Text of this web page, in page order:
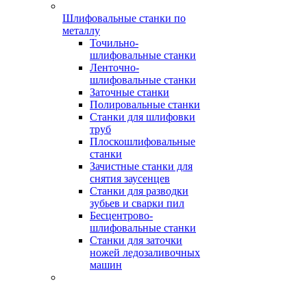
Шлифовальные станки по
металлу
Точильно-
шлифовальные станки
Ленточно-
шлифовальные станки
Заточные станки
Полировальные станки
Станки для шлифовки
труб
Плоскошлифовальные
станки
Зачистные станки для
снятия заусенцев
Станки для разводки
зубьев и сварки пил
Бесцентрово-
шлифовальные станки
Станки для заточки
ножей ледозаливочных
машин